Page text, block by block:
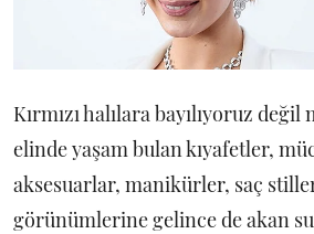
Kırmızı halılara bayılıyoruz
elinde yaşam bulan kıyafetler,
aksesuarlar, manikürler, saç
görünümlerine gelince de akan